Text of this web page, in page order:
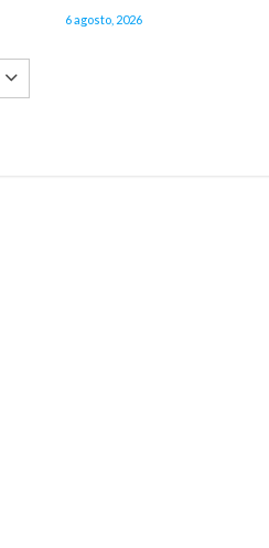
6 agosto, 2026